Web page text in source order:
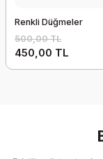
Renkli Düğmeler
500,00 TL
450,00 TL